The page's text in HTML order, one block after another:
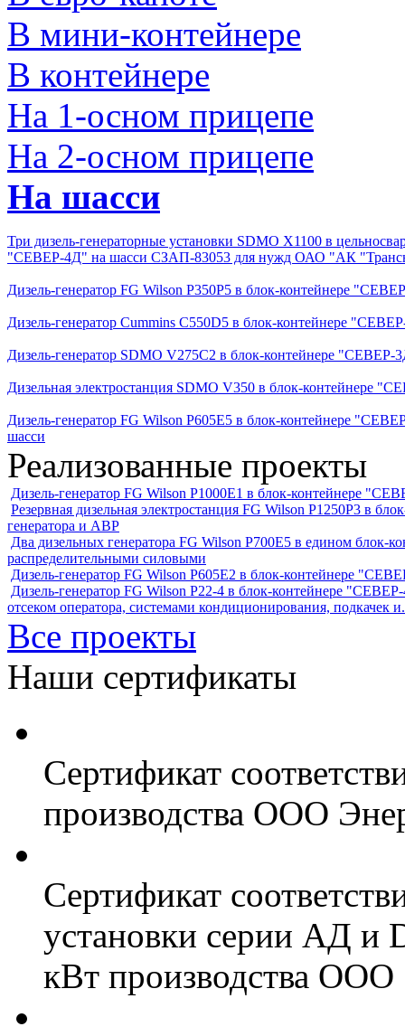
В мини-контейнере
В контейнере
На 1-осном прицепе
На 2-осном прицепе
На шасси
Три дизель-генераторные установки SDMO X1100 в
"СЕВЕР-4Д" на шасси СЗАП-83053 для нужд ОАО "АК
Дизель-генератор FG Wilson P350P5 в блок-контейнере
Дизель-генератор Cummins C550D5 в блок-контейнере
Дизель-генератор SDMO V275C2 в блок-контейнере
Дизельная электростанция SDMO V350 в блок-контейнере
Дизель-генератор FG Wilson P605Е5 в блок-контейнере
шасси
Реализованные проекты
Дизель-генератор FG Wilson P1000E1 в блок-контейнере
Резервная дизельная электростанция FG Wilson P1250Р3 в
генератора и АВР
Два дизельных генератора FG Wilson P700E5 в едином
распределительными силовыми
Дизель-генератор FG Wilson P605Е2 в блок-контейнере
Дизель-генератор FG Wilson P22-4 в блок-контейнере
отсеком оператора, системами кондиционирования, подкачек
Все проекты
Наши сертификаты
Сертификат
производства ООО
Сертификат
установки серии АД и
кВт производства ООО